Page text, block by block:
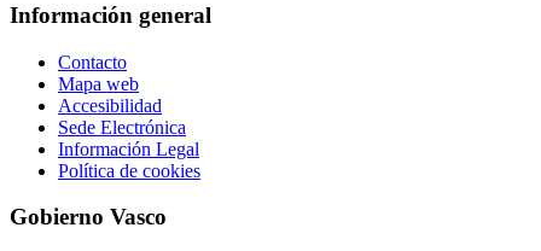
Información general
Contacto
Mapa web
Accesibilidad
Sede Electrónica
Información Legal
Política de cookies
Gobierno Vasco